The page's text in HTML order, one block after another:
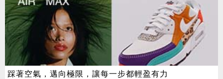
踩著空氣，邁向極限，讓每一步都輕盈有力